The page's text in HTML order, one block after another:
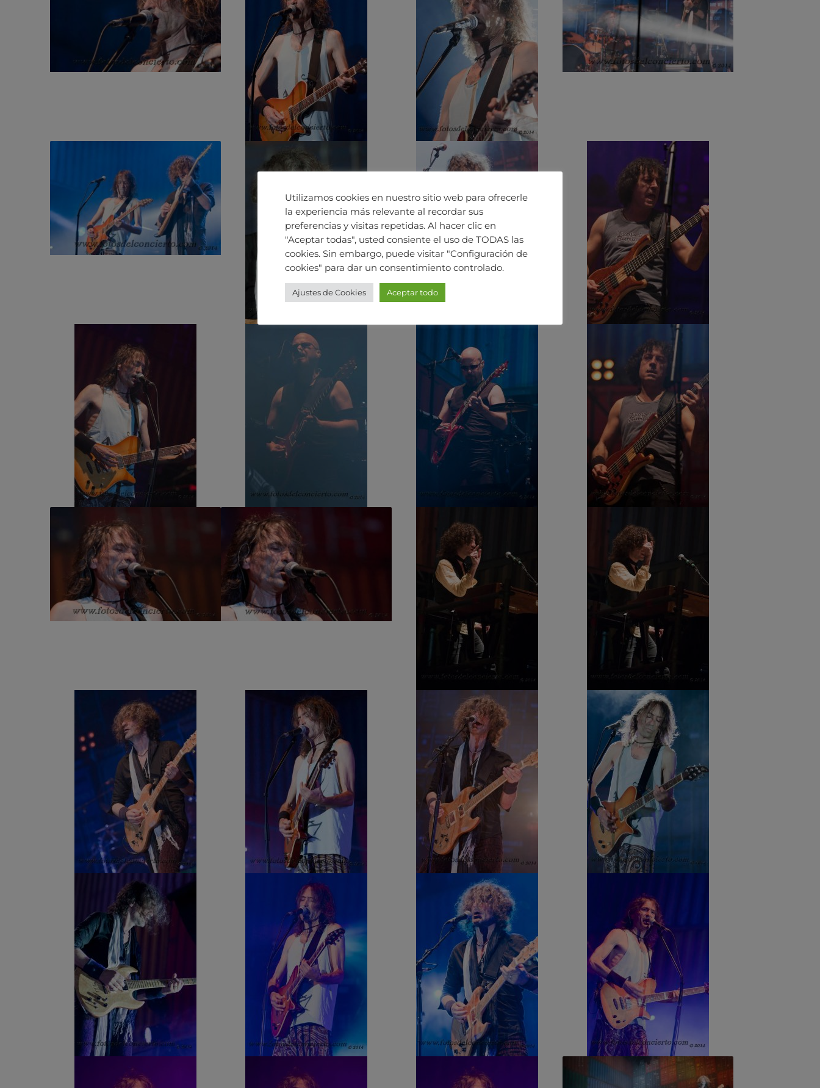
Utilizamos cookies en nuestro sitio web para ofrecerle
la experiencia más relevante al recordar sus
preferencias y visitas repetidas. Al hacer clic en
"Aceptar todas", usted consiente el uso de TODAS las
cookies. Sin embargo, puede visitar "Configuración de
cookies" para dar un consentimiento controlado.
Ajustes de Cookies Aceptar todo